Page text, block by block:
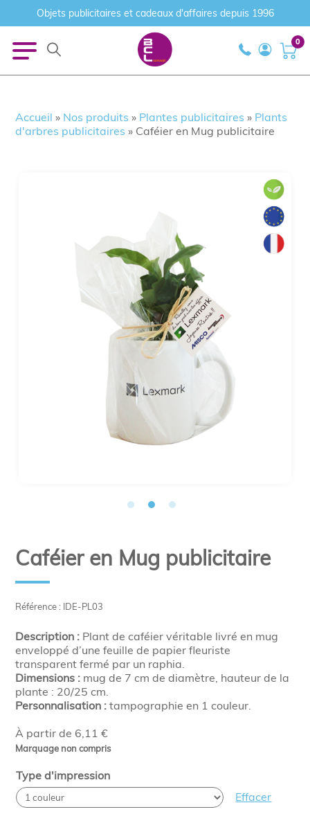
Objets publicitaires et cadeaux d'affaires depuis 1996
0
Accueil » Nos produits » Plantes publicitaires » Plants
d'arbres publicitaires » Caféier en Mug publicitaire
Référence : IDE-PL03
À partir de 6,11 €
Marquage non compris
Caféier en Mug publicitaire
Description : Plant de caféier véritable livré en mug
enveloppé d’une feuille de papier fleuriste
transparent fermé par un raphia.
Dimensions : mug de 7 cm de diamètre, hauteur de la
plante : 20/25 cm.
Personnalisation : tampographie en 1 couleur.
Type d'impression
Effacer